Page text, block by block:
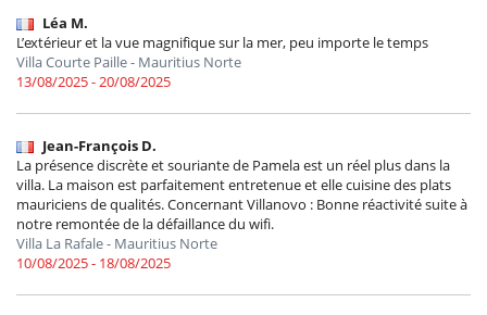
Léa M.
L’extérieur et la vue magnifique sur la mer, peu importe le temps
Villa Courte Paille - Mauritius Norte
13/08/2025 - 20/08/2025
Jean-François D.
La présence discrète et souriante de Pamela est un réel plus dans la
villa. La maison est parfaitement entretenue et elle cuisine des plats
mauriciens de qualités. Concernant Villanovo : Bonne réactivité suite à
notre remontée de la défaillance du wifi.
Villa La Rafale - Mauritius Norte
10/08/2025 - 18/08/2025